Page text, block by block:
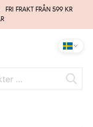
FRI FRAKT FRÅN 599 KR